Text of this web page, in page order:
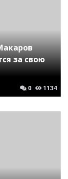
за свою
0 1134